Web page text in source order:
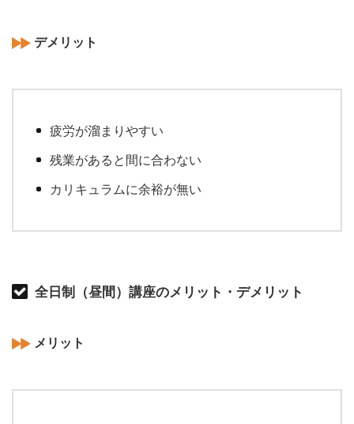
デメリット
疲労が溜まりやすい
残業があると間に合わない
カリキュラムに余裕が無い
全日制（昼間）講座のメリット・デメリット
メリット